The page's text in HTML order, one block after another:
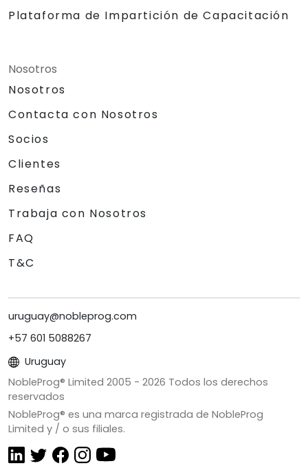
Plataforma de Impartición de Capacitación
Nosotros
Nosotros
Contacta con Nosotros
Socios
Clientes
Reseñas
Trabaja con Nosotros
FAQ
T&C
uruguay@nobleprog.com
+57 601 5088267
Uruguay
NobleProg® Limited 2005 - 2026 Todos los derechos
reservados
NobleProg® es una marca registrada de NobleProg
Limited y / o sus filiales.